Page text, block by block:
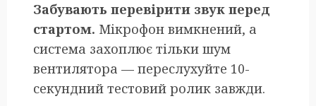
Забувають перевірити звук перед
стартом. Мікрофон вимкнений, а
система захоплює тільки шум
вентилятора — переслухуйте 10-
секундний тестовий ролик завжди.